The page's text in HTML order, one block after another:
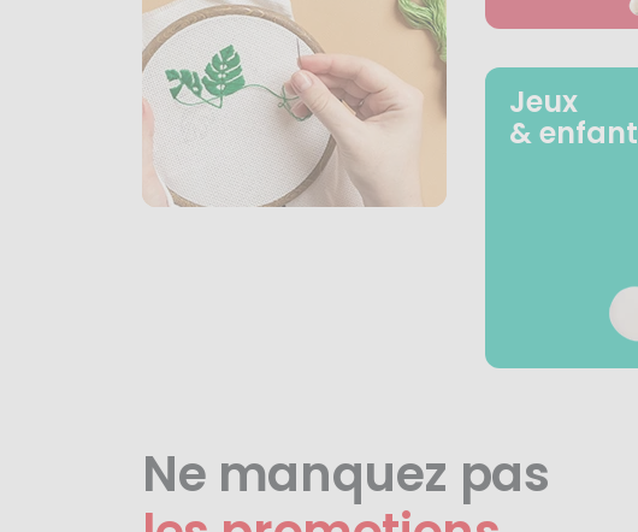
Jeux
& enfant
Ne manquez pas